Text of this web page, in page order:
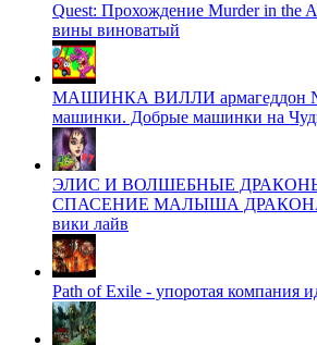
Quest: Прохождение Murder in the
вины виноватый
МАШИНКА ВИЛЛИ армагеддон
машинки. Добрые машинки на
ЭЛИС И ВОЛШЕБНЫЕ
СПАСЕНИЕ МАЛЫША ДРАКОНА
вики лайв
Path of Exile - упоротая компания